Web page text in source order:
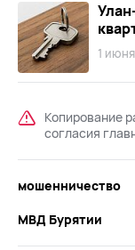
1
Копирование
согласия
мошенничество
МВД Бурятии